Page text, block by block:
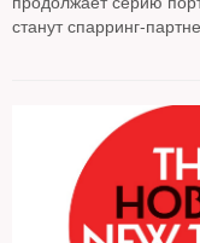
станут спарринг-